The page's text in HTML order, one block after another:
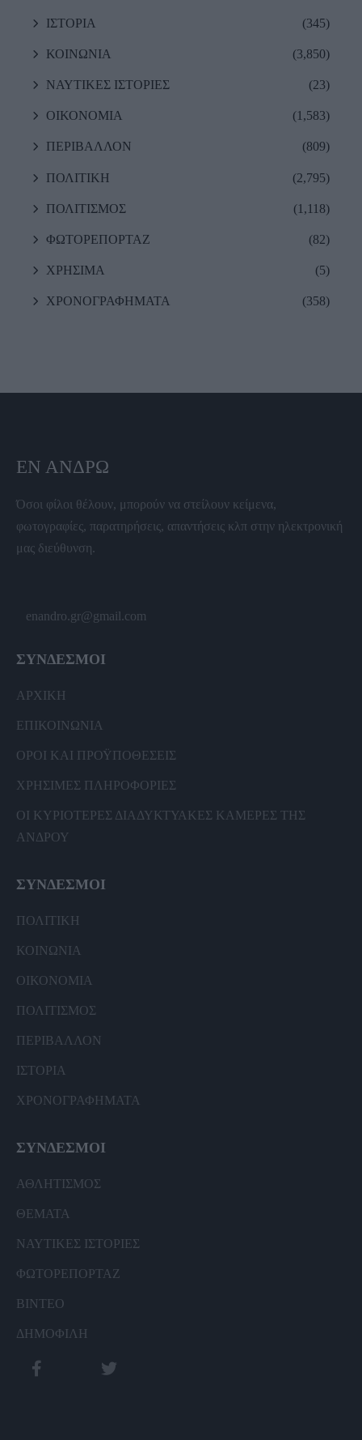
ΙΣΤΟΡΙΑ (345)
ΚΟΙΝΩΝΙΑ (3,850)
ΝΑΥΤΙΚΕΣ ΙΣΤΟΡΙΕΣ (23)
ΟΙΚΟΝΟΜΙΑ (1,583)
ΠΕΡΙΒΑΛΛΟΝ (809)
ΠΟΛΙΤΙΚΗ (2,795)
ΠΟΛΙΤΙΣΜΟΣ (1,118)
ΦΩΤΟΡΕΠΟΡΤΑΖ (82)
ΧΡΗΣΙΜΑ (5)
ΧΡΟΝΟΓΡΑΦΗΜΑΤΑ (358)
ΕΝ ΆΝΔΡΩ
Όσοι φίλοι θέλουν, μπορούν να στείλουν κείμενα,
φωτογραφίες, παρατηρήσεις, απαντήσεις κλπ στην ηλεκτρονική
μας διεύθυνση.
enandro.gr@gmail.com
ΣΥΝΔΕΣΜΟΙ
ΑΡΧΙΚΗ
ΕΠΙΚΟΙΝΩΝΙΑ
ΟΡΟΙ ΚΑΙ ΠΡΟΫΠΟΘΕΣΕΙΣ
ΧΡΗΣΙΜΕΣ ΠΛΗΡΟΦΟΡΙΕΣ
ΟΙ ΚΥΡΙΟΤΕΡΕΣ ΔΙΑΔΥΚΤΥΑΚΕΣ ΚΑΜΕΡΕΣ ΤΗΣ
ΑΝΔΡΟΥ
ΣΥΝΔΕΣΜΟΙ
ΠΟΛΙΤΙΚΗ
ΚΟΙΝΩΝΙΑ
ΟΙΚΟΝΟΜΙΑ
ΠΟΛΙΤΙΣΜΟΣ
ΠΕΡΙΒΑΛΛΟΝ
ΙΣΤΟΡΙΑ
ΧΡΟΝΟΓΡΑΦΗΜΑΤΑ
ΣΥΝΔΕΣΜΟΙ
ΑΘΛΗΤΙΣΜΟΣ
ΘΕΜΑΤΑ
ΝΑΥΤΙΚΕΣ ΙΣΤΟΡΙΕΣ
ΦΩΤΟΡΕΠΟΡΤΑΖ
ΒΙΝΤΕΟ
ΔΗΜΟΦΙΛΗ